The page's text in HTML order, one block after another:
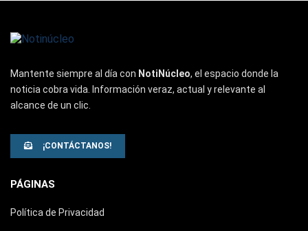
Mantente siempre al día con NotiNúcleo, el espacio donde la
noticia cobra vida. Información veraz, actual y relevante al
alcance de un clic.
¡CONTÁCTANOS!
PÁGINAS
Política de Privacidad